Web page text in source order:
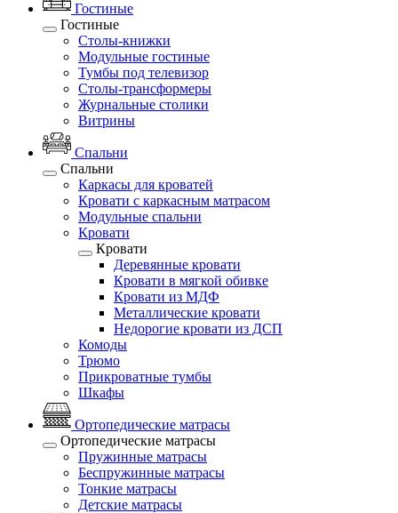
Гостиные
Гостиные
Столы-книжки
Модульные гостиные
Тумбы под телевизор
Столы-трансформеры
Журнальные столики
Витрины
Спальни
Спальни
Каркасы для кроватей
Кровати с каркасным матрасом
Модульные спальни
Кровати
Кровати
Деревянные кровати
Кровати в мягкой обивке
Кровати из МДФ
Металлические кровати
Недорогие кровати из ДСП
Комоды
Трюмо
Прикроватные тумбы
Шкафы
Ортопедические матрасы
Ортопедические матрасы
Пружинные матрасы
Беспружинные матрасы
Тонкие матрасы
Детские матрасы